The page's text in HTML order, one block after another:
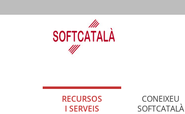
RECURSOS
I SERVEIS
CONEIXEU
SOFTCATALÀ